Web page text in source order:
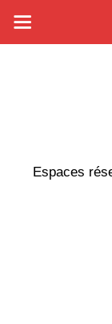
Espaces